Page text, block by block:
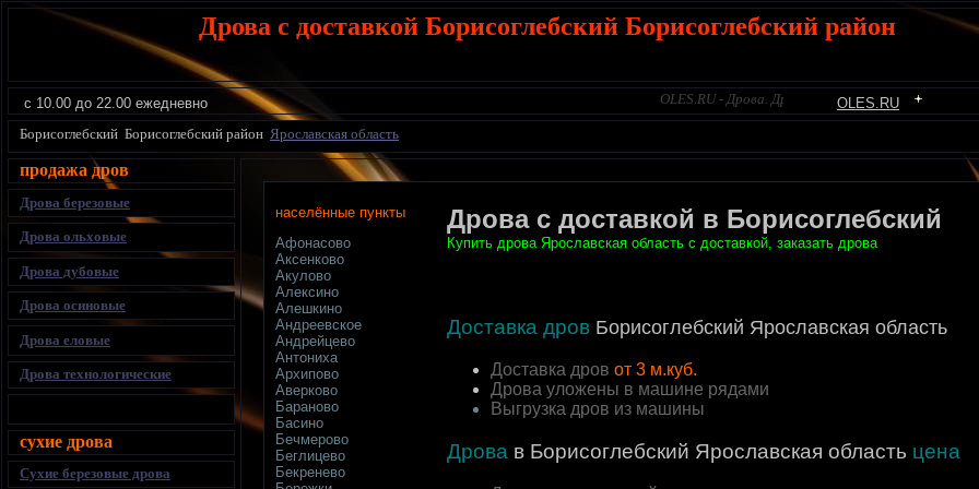
Дрова с доставкой Борисоглебский Борисоглебский район
с 10.00 до 22.00 ежедневно OLES.RU - Дрова. Дрова березовые. Продажа дров.
OLES.RU
Борисоглебский Борисоглебский район Ярославская область
продажа дров
населённые пункты
Афонасово
Аксенково
Акулово
Алексино
Алешкино
Андреевское
Андрейцево
Антониха
Архипово
Аверково
Бараново
Басино
Бечмерово
Беглицево
Бекренево
Дрова с доставкой в Борисоглебский
Купить дрова Ярославская область с доставкой, заказать дрова
Доставка дров Борисоглебский Ярославская область
Доставка дров от 3 м.куб.
Дрова уложены в машине рядами
Выгрузка дров из машины
Дрова в Борисоглебский Ярославская область цена
Дрова березовые
Дрова ольховые
Дрова дубовые
Дрова осиновые
Дрова еловые
Дрова технологические
сухие дрова
Сухие березовые дрова